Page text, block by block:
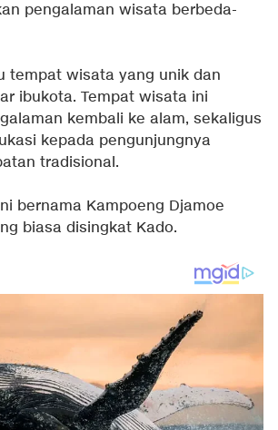
pengalaman wisata berbeda-
tempat wisata yang unik dan
ibukota. Tempat wisata ini
kembali ke alam, sekaligus
kepada pengunjungnya
tradisional.
bernama Kampoeng Djamoe
biasa disingkat Kado.